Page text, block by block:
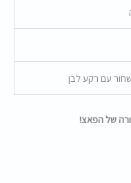
עם רקע לבן
של הפאצ!